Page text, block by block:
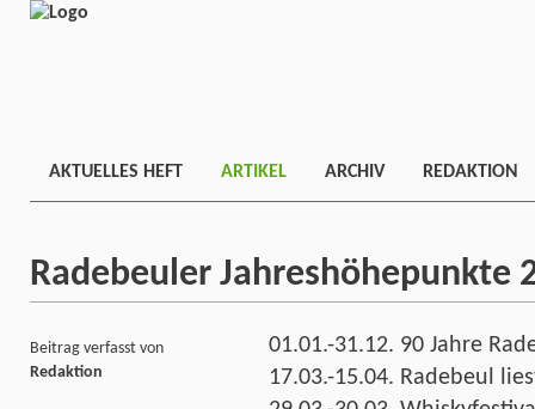
AKTUELLES HEFT ARTIKEL ARCHIV REDAKTION
Radebeuler Jahreshöhepunkte
01.01.-31.12. 90 Jahre
17.03.-15.04. Radebeul
Beitrag verfasst von
Redaktion